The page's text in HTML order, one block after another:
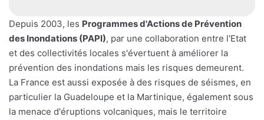
Depuis 2003, les Programmes d'Actions de Prévention
des Inondations (PAPI), par une collaboration entre l'Etat
et des collectivités locales s'évertuent à améliorer la
prévention des inondations mais les risques demeurent.
La France est aussi exposée à des risques de séismes, en
particulier la Guadeloupe et la Martinique, également sous
la menace d'éruptions volcaniques, mais le territoire